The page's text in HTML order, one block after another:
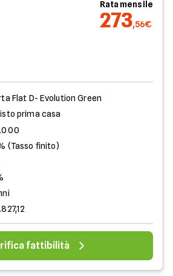
Rata mensile
273,56€
Flat D- Evolution Green
prima casa
(Tasso finito)
fattibilità